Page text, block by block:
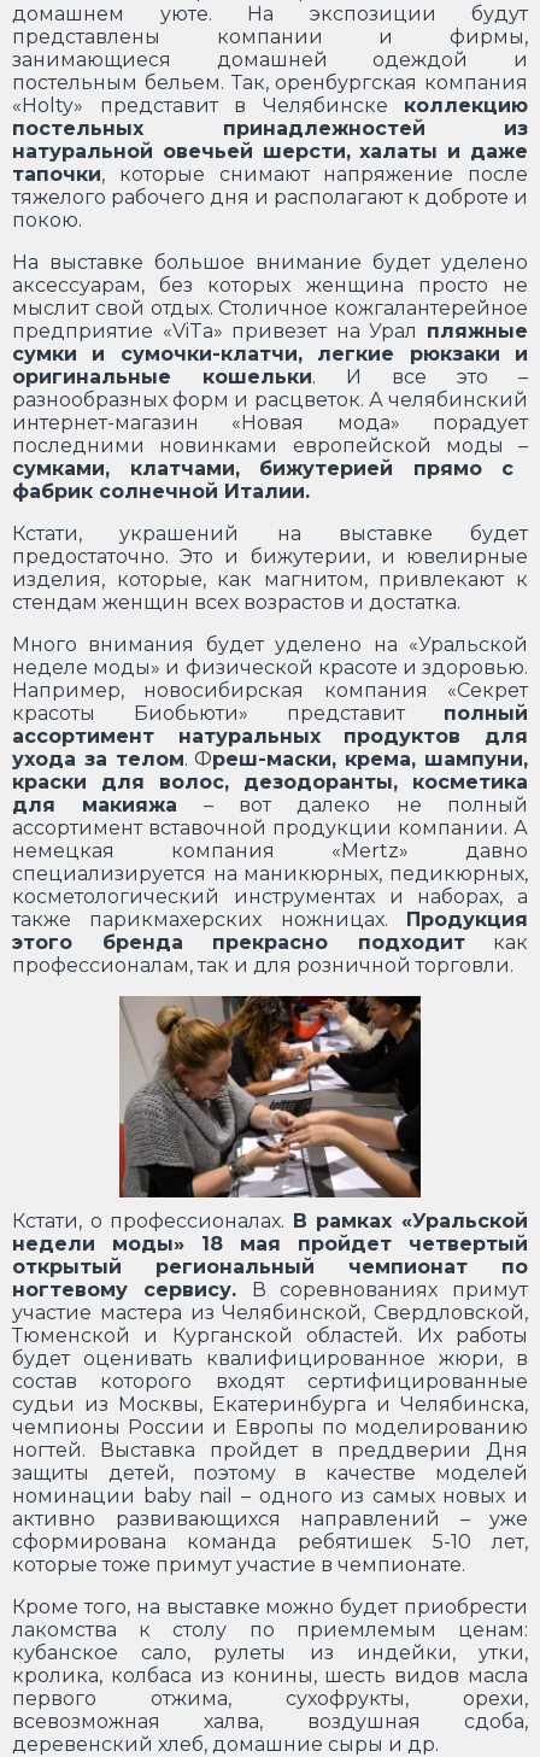
домашнем уюте. На экспозиции будут
представлены компании и фирмы,
занимающиеся домашней одеждой и
постельным бельем. Так, оренбургская компания
«Holty» представит в Челябинске коллекцию
постельных принадлежностей из
натуральной овечьей шерсти, халаты и даже
тапочки, которые снимают напряжение после
тяжелого рабочего дня и располагают к доброте и
покою.
На выставке большое внимание будет уделено
аксессуарам, без которых женщина просто не
мыслит свой отдых. Столичное кожгалантерейное
предприятие «ViTa» привезет на Урал пляжные
сумки и сумочки-клатчи,легкие рюкзаки и
оригинальные кошельки. И все это –
разнообразных форм и расцветок. А челябинский
интернет-магазин «Новая мода» порадует
последними новинками европейской моды –
сумками, клатчами, бижутерией прямо с
фабрик солнечной Италии.
Кстати, украшений на выставке будет
предостаточно. Это и бижутерии, и ювелирные
изделия, которые, как магнитом, привлекают к
стендам женщин всех возрастов и достатка.
Много внимания будет уделено на «Уральской
неделе моды» и физической красоте и здоровью.
Например, новосибирская компания «Секрет
красоты Биобьюти» представит полный
ассортимент натуральных продуктов для
ухода за телом. Фреш-маски, крема, шампуни,
краски для волос, дезодоранты, косметика
для макияжа – вот далеко не полный
ассортимент вставочной продукции компании. А
немецкая компания «Mertz» давно
специализируется на маникюрных, педикюрных,
косметологический инструментах и наборах, а
также парикмахерских ножницах. Продукция
этого бренда прекрасно подходиткак
профессионалам, так и для розничной торговли.
Кстати, о профессионалах. В рамках «Уральской
недели моды» 18 мая пройдет четвертый
открытый региональный чемпионат по
ногтевому сервису. В соревнованиях примут
участие мастера из Челябинской, Свердловской,
Тюменской и Курганской областей. Их работы
будет оценивать квалифицированное жюри, в
состав которого входят сертифицированные
судьи из Москвы, Екатеринбурга и Челябинска,
чемпионы России и Европы по моделированию
ногтей. Выставка пройдет в преддверии Дня
защиты детей, поэтому в качестве моделей
номинации baby nail – одного из самых новых и
активно развивающихся направлений – уже
сформирована команда ребятишек 5-10 лет,
которые тоже примут участие в чемпионате.
Кроме того, на выставке можно будет приобрести
лакомства к столу по приемлемым ценам:
кубанское сало, рулеты из индейки, утки,
кролика, колбаса из конины, шесть видов масла
первого отжима, сухофрукты, орехи,
всевозможная халва, воздушная сдоба,
деревенский хлеб, домашние сыры и др.